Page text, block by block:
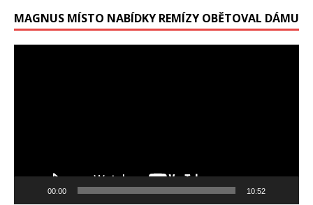
MAGNUS MÍSTO NABÍDKY REMÍZY OBĚTOVAL DÁMU
00:00 10:52